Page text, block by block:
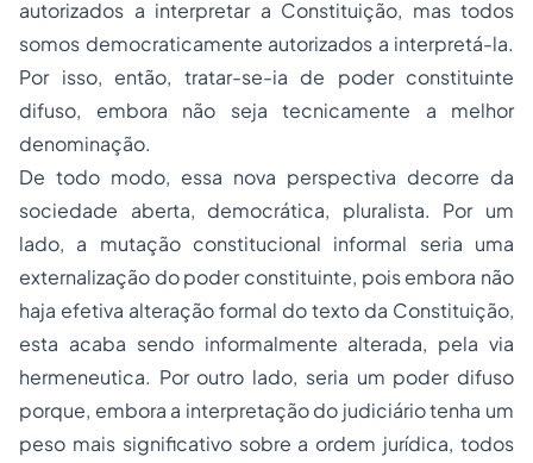
autorizados a interpretar a Constituição, mas todos
somos democraticamente autorizados a interpretá-la.
Por isso, então, tratar-se-ia de poder constituinte
difuso, embora não seja tecnicamente a melhor
denominação.
De todo modo, essa nova perspectiva decorre da
sociedade aberta, democrática, pluralista. Por um
lado, a mutação constitucional informal seria uma
externalização do poder constituinte, pois embora não
haja efetiva alteração formal do texto da Constituição,
esta acaba sendo informalmente alterada, pela via
hermeneutica. Por outro lado, seria um poder difuso
porque, embora a interpretação do judiciário tenha um
peso mais significativo sobre a ordem jurídica, todos